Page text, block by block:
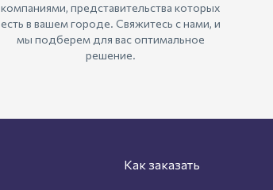
компаниями, представительства которых
есть в вашем городе. Свяжитесь с нами, и
мы подберем для вас оптимальное
решение.
Как заказать